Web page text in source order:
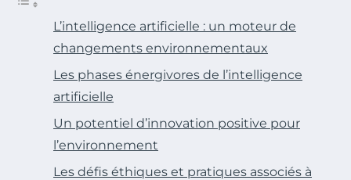
L’intelligence artificielle : un moteur de
changements environnementaux
Les phases énergivores de l’intelligence
artificielle
Un potentiel d’innovation positive pour
l’environnement
Les défis éthiques et pratiques associés à